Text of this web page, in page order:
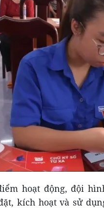
hoạt động, đội
kích hoạt và sử